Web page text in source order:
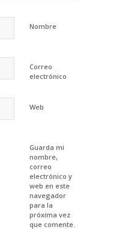
Nombre
Correo
electrónico
Web
Guarda mi
nombre,
correo
electrónico y
web en este
navegador
para la
próxima vez
que comente.